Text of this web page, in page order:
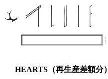
HEARTS（再生産差額分）